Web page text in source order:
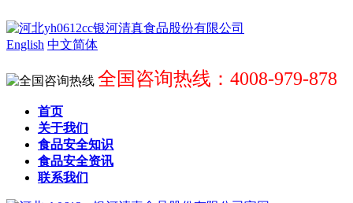
English 中文简体
全国咨询热线：4008-979-878
首页
关于我们
食品安全知识
食品安全资讯
联系我们